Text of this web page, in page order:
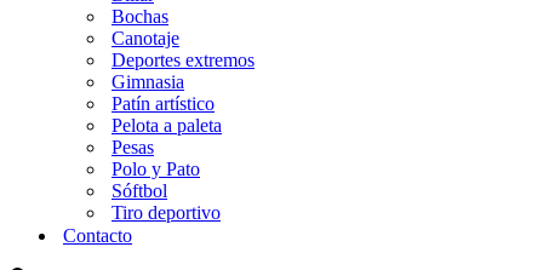
Bochas
Canotaje
Deportes extremos
Gimnasia
Patín artístico
Pelota a paleta
Pesas
Polo y Pato
Sóftbol
Tiro deportivo
Contacto